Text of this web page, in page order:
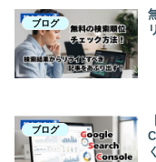
ブログ
ブログ